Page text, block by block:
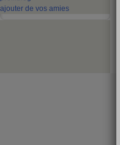
ajouter de vos amies